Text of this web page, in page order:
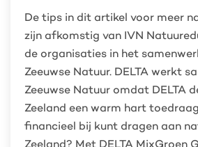
De tips in dit artikel voor meer
zijn afkomstig van IVN
de organisaties in het
Zeeuwse Natuur. DELTA werkt
Zeeuwse Natuur omdat DELTA
Zeeland een warm hart
financieel bij kunt dragen aan
Zeeland? Met DELTA MixGroen